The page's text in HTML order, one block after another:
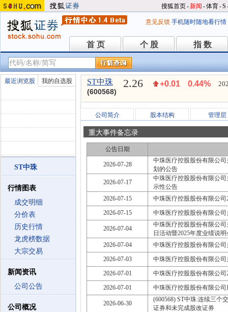
搜狐首页-新闻 -体育-S
意见反馈 手机随时随地看行情
首 页
首 页 个 股
个 股 指 数
指 数
最近浏览股 我的自选股
ST中珠
行情图表
成交明细
分价表
历史行情
龙虎榜数据
大宗交易
新闻资讯
公司公告
公司概况
ST中珠
(600568)
2.26 +0.01 0.44%
公司简介 股本结构 管理层
重大事件备忘录
公告日期
2026-07-28
中珠医疗控股股份有限公
划的公告
2026-07-17
中珠医疗控股股份有限公
示性公告
2026-07-15
中珠医疗控股股份有限公
2026-07-15
中珠医疗控股股份有限公
2026-07-04
中珠医疗控股股份有限公
日活动暨2025年度业绩说
2026-07-04
中珠医疗控股股份有限公
2026-07-03
中珠医疗控股股份有限公
2026-07-01
中珠医疗控股股份有限公
2026-07-01
中珠医疗控股股份有限公
2026-06-30
(600568) ST中珠:连续三个
证券和未完成股改证券